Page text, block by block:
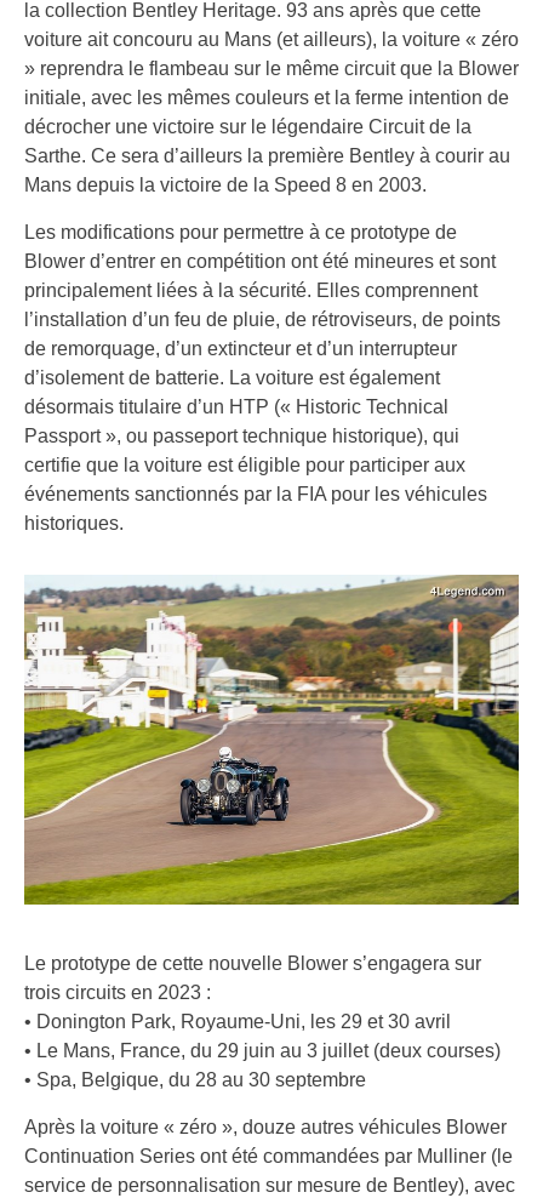
la collection Bentley Heritage. 93 ans après que cette
voiture ait concouru au Mans (et ailleurs), la voiture « zéro
» reprendra le flambeau sur le même circuit que la Blower
initiale, avec les mêmes couleurs et la ferme intention de
décrocher une victoire sur le légendaire Circuit de la
Sarthe. Ce sera d’ailleurs la première Bentley à courir au
Mans depuis la victoire de la Speed 8 en 2003.
Les modifications pour permettre à ce prototype de
Blower d’entrer en compétition ont été mineures et sont
principalement liées à la sécurité. Elles comprennent
l’installation d’un feu de pluie, de rétroviseurs, de points
de remorquage, d’un extincteur et d’un interrupteur
d’isolement de batterie. La voiture est également
désormais titulaire d’un HTP (« Historic Technical
Passport », ou passeport technique historique), qui
certifie que la voiture est éligible pour participer aux
événements sanctionnés par la FIA pour les véhicules
historiques.
Le prototype de cette nouvelle Blower s’engagera sur
trois circuits en 2023 :
• Donington Park, Royaume-Uni, les 29 et 30 avril
• Le Mans, France, du 29 juin au 3 juillet (deux courses)
• Spa, Belgique, du 28 au 30 septembre
Après la voiture « zéro », douze autres véhicules Blower
Continuation Series ont été commandées par Mulliner (le
service de personnalisation sur mesure de Bentley), avec